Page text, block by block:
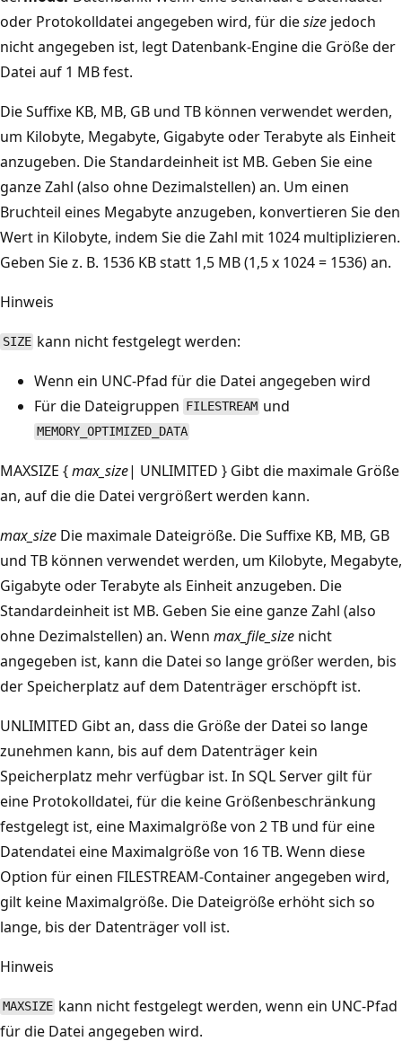
oder Protokolldatei angegeben wird, für diesize jedoch
nicht angegeben ist, legt Datenbank-Engine die Größe der
Datei auf 1 MB fest.
Die Suffixe KB, MB, GB und TB können verwendet werden,
um Kilobyte, Megabyte, Gigabyte oder Terabyte als Einheit
anzugeben. Die Standardeinheit ist MB. Geben Sie eine
ganze Zahl (also ohne Dezimalstellen) an. Um einen
Bruchteil eines Megabyte anzugeben, konvertieren Sie den
Wert in Kilobyte, indem Sie die Zahl mit 1024 multiplizieren.
Geben Sie z. B. 1536 KB statt 1,5 MB (1,5 x 1024 = 1536) an.
Hinweis
SIZE kann nicht festgelegt werden:
Wenn ein UNC-Pfad für die Datei angegeben wird
Für die Dateigruppen FILESTREAM und
MEMORY_OPTIMIZED_DATA
MAXSIZE {max_size| UNLIMITED } Gibt die maximale Größe
an, auf die die Datei vergrößert werden kann.
max_size Die maximale Dateigröße. Die Suffixe KB, MB, GB
und TB können verwendet werden, um Kilobyte, Megabyte,
Gigabyte oder Terabyte als Einheit anzugeben. Die
Standardeinheit ist MB. Geben Sie eine ganze Zahl (also
ohne Dezimalstellen) an. Wenn max_file_size nicht
angegeben ist, kann die Datei so lange größer werden, bis
der Speicherplatz auf dem Datenträger erschöpft ist.
UNLIMITED Gibt an, dass die Größe der Datei so lange
zunehmen kann, bis auf dem Datenträger kein
Speicherplatz mehr verfügbar ist. In SQL Server gilt für
eine Protokolldatei, für die keine Größenbeschränkung
festgelegt ist, eine Maximalgröße von 2 TB und für eine
Datendatei eine Maximalgröße von 16 TB. Wenn diese
Option für einen FILESTREAM-Container angegeben wird,
gilt keine Maximalgröße. Die Dateigröße erhöht sich so
lange, bis der Datenträger voll ist.
Hinweis
MAXSIZE kann nicht festgelegt werden, wenn ein UNC-Pfad
für die Datei angegeben wird.